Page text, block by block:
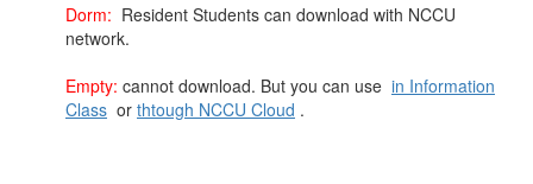
Dorm: Resident Students can download with NCCU
network.
Empty: cannot download. But you can use in Information
Class or thtough NCCU Cloud .